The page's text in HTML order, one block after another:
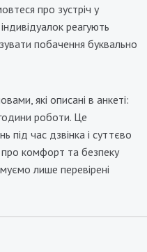
про зустріч у
реагують
побачення буквально
які описані в анкеті:
роботи. Це
під час дзвінка і суттєво
комфорт та безпеку
лише перевірені